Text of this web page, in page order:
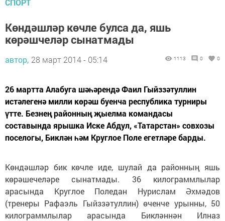
Көндәшләр көчле булса да, яшь
көрәшчеләр сынатмады
автор, 28 март 2014 - 05:14 1113 0 0
26 мартта Алабуга шәһәрендә Фаил Гыйззәтуллин
истәлегенә милли көрәш буенча республика турниры
үтте. Безнең районның җыелма командасы
составында ярышка Иске Абдул, «Татарстан» совхозы
поселогы, Биклән һәм Круглое Поле егетләре барды.
Көндәшләр бик көчле иде, шулай да районның яшь
көрәшечеләре сынатмады. 36 килограммлылар
арасында Круглое Поледан Нурислам Әхмәдов
(тренеры Рафаэль Гыйззәтуллин) өченче урынны, 50
килограммлылар арасында Бикләннән Илназ